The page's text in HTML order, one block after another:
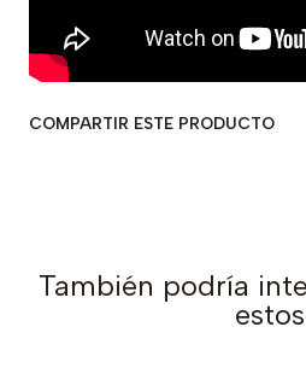
COMPARTIR ESTE PRODUCTO
También podría
estos